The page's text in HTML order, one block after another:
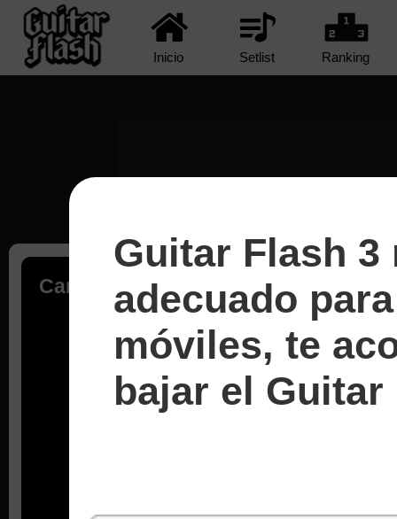
Inicio Setlist Ranking
Cargando...
Guitar Flash 3
adecuado
móviles, te
bajar el